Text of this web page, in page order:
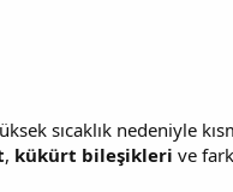
sıcaklık nedeniyle
, kükürt bileşikleri ve